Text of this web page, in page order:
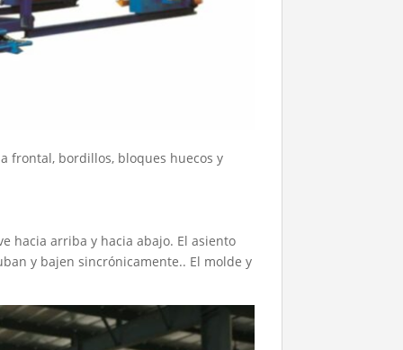
frontal, bordillos, bloques huecos y
hacia arriba y hacia abajo. El asiento
y bajen sincrónicamente.. El molde y